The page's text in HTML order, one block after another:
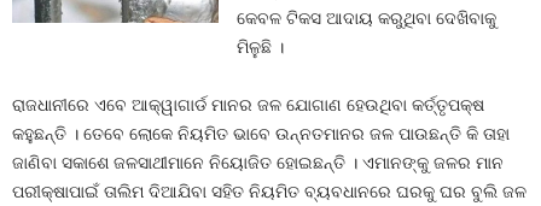
କେବଳ ଟିକସ ଆଦାୟ କରୁଥିବା ଦେଖିବାକୁ
ମିଳୁଛି ।
ରାଜଧାନୀରେ ଏବେ ଆକ୍ୱାଗାର୍ଡ ମାନର ଜଳ ଯୋଗାଣ ହେଉଥିବା କର୍ତ୍ତୃପକ୍ଷ
କହୁଛନ୍ତି । ତେବେ ଲୋକେ ନିୟମିତ ଭାବେ ଉନ୍ନତମାନର ଜଳ ପାଉଛନ୍ତି କି ତାହା
ଜାଣିବା ସକାଶେ ଜଳସାଥୀମାନେ ନିୟୋଜିତ ହୋଇଛନ୍ତି । ଏମାନଙ୍କୁ ଜଳର ମାନ
ପରୀକ୍ଷାପାଇଁ ତାଲିମ ଦିଆଯିବା ସହିତ ନିୟମିତ ବ୍ୟବଧାନରେ ଘରକୁ ଘର ବୁଲି ଜଳ